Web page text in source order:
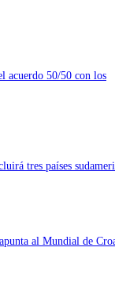
acuerdo 50/50 con los
tres países
al Mundial de